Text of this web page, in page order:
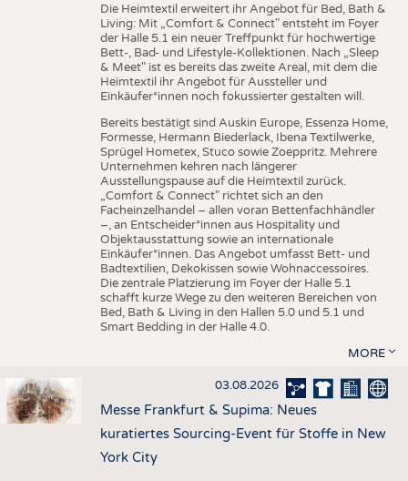
Die Heimtextil erweitert ihr Angebot für Bed, Bath &
Living: Mit „Comfort & Connect" entsteht im Foyer
der Halle 5.1 ein neuer Treffpunkt für hochwertige
Bett-, Bad- und Lifestyle-Kollektionen. Nach „Sleep
& Meet" ist es bereits das zweite Areal, mit dem die
Heimtextil ihr Angebot für Aussteller und
Einkäufer*innen noch fokussierter gestalten will.
Bereits bestätigt sind Auskin Europe, Essenza Home,
Formesse, Hermann Biederlack, Ibena Textilwerke,
Sprügel Hometex, Stuco sowie Zoeppritz. Mehrere
Unternehmen kehren nach längerer
Ausstellungspause auf die Heimtextil zurück.
„Comfort & Connect" richtet sich an den
Facheinzelhandel – allen voran Bettenfachhändler
–, an Entscheider*innen aus Hospitality und
Objektausstattung sowie an internationale
Einkäufer*innen. Das Angebot umfasst Bett- und
Badtextilien, Dekokissen sowie Wohnaccessoires.
Die zentrale Platzierung im Foyer der Halle 5.1
schafft kurze Wege zu den weiteren Bereichen von
Bed, Bath & Living in den Hallen 5.0 und 5.1 und
Smart Bedding in der Halle 4.0.
MORE
03.08.2026
Messe Frankfurt & Supima: Neues
kuratiertes Sourcing-Event für Stoffe in New
York City